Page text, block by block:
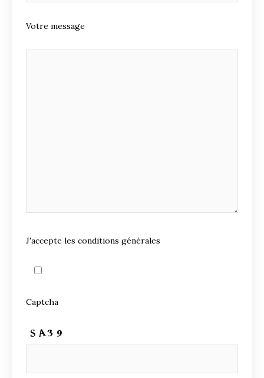
Votre message
J'accepte les conditions générales
Captcha